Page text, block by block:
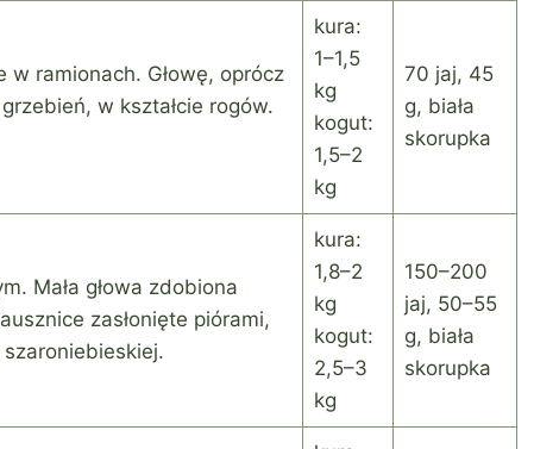
w ramionach. Głowę, oprócz
w kształcie rogów.
kura:
1–1,5
kg
kogut:
1,5–2
kg
70 jaj, 45
g, biała
skorupka
Mała głowa zdobiona
zasłonięte piórami,
kura:
1,8–2
kg
kogut:
2,5–3
kg
150–200
jaj, 50–55
g, biała
skorupka